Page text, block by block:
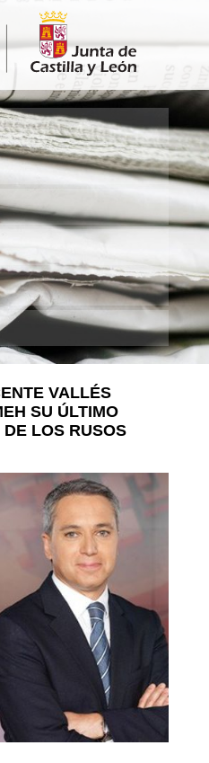
VALLÉS
SU ÚLTIMO
LOS RUSOS